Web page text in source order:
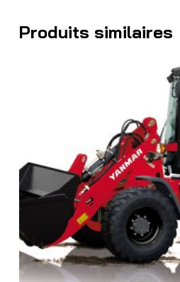
Produits similaires